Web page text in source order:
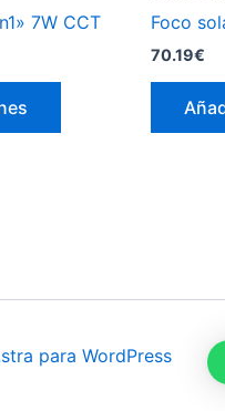
7W CCT
Este
elegir
Foco
70.19€
para WordPress